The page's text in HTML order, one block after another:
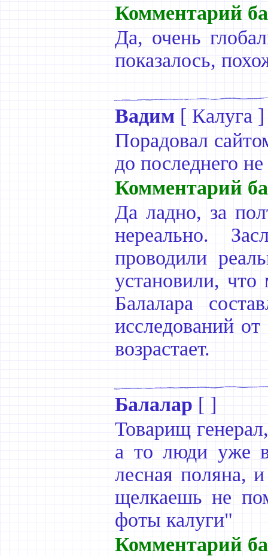
Комментарий
Да, очень
показалось,
Вадим [ Калуга ]
Порадовал
до последнего
Комментарий
Да ладно, за
нереально.
проводили
установили, что
Балалара
исследований
возрастает.
Балалар [ ]
Товарищ
а то люди уже
лесная поляна,
щелкаешь не
фоты калуги"
Комментарий